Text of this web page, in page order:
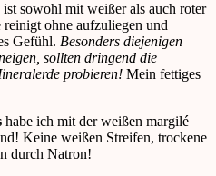
ist sowohl mit weißer als auch roter
ohne aufzuliegen und
Gefühl. Besonders diejenigen
sollten dringend die
probieren! Mein fettiges
habe ich mit der weißen margilé
Keine weißen Streifen, trockene
durch Natron!